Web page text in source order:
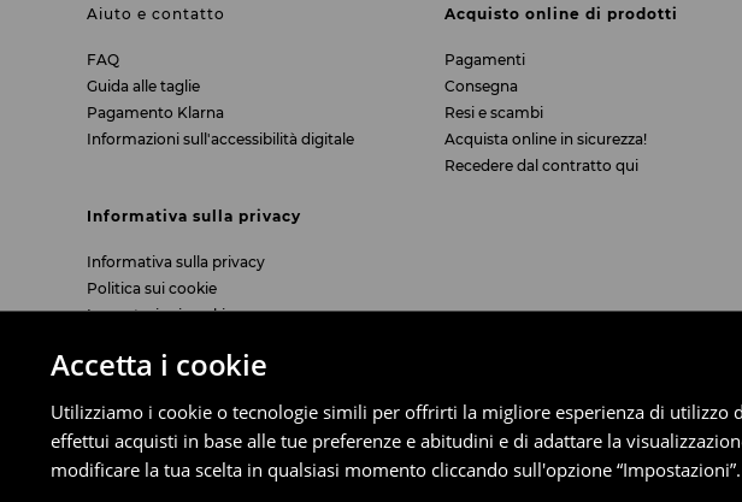
Accetta i cookie
Utilizziamo i cookie o tecnologie simili per offrirti la migliore esperienza di
effettui acquisti in base alle tue preferenze e abitudini e di adattare la
modificare la tua scelta in qualsiasi momento cliccando sull'opzione
Aiuto e contatto
FAQ
Guida alle taglie
Pagamento Klarna
Informazioni sull'accessibilità digitale
Acquisto online di prodotti
Pagamenti
Consegna
Resi e scambi
Acquista online in sicurezza!
Recedere dal contratto qui
Informativa sulla privacy
Informativa sulla privacy
Politica sui cookie
Impostazioni cookie
Press Room
Carriera